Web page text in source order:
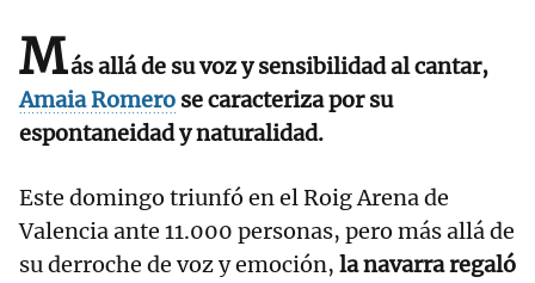
Más allá de su voz y sensibilidad al cantar,
Amaia Romero se caracteriza por su
espontaneidad y naturalidad.
Este domingo triunfó en el Roig Arena de
Valencia ante 11.000 personas, pero más allá de
su derroche de voz y emoción, la navarra regaló